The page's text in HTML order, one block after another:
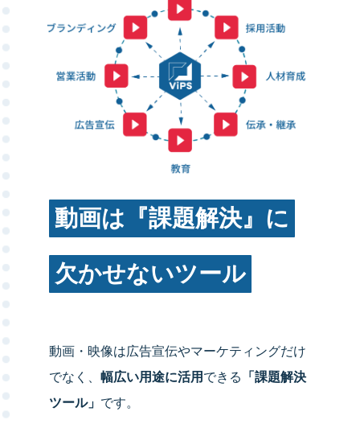
動画は『課題解決』に
欠かせないツール
動画・映像は広告宣伝やマーケティングだけ
でなく、 幅広い用途に活用 できる
「課題解決
ツール」 です。